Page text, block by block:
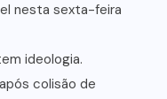
nesta sexta-feira
ideologia.
colisão de